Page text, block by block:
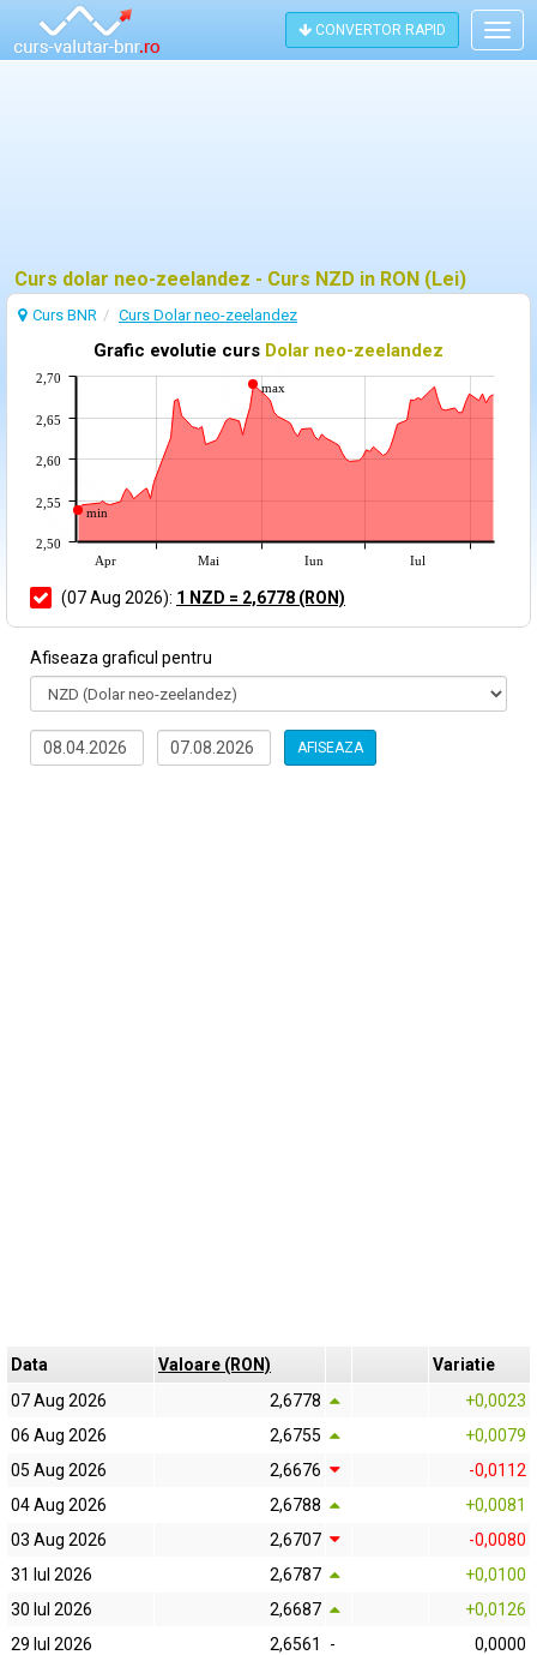
CONVERTOR RAPID
Curs dolar neo-zeelandez - Curs NZD in RON (Lei)
Curs BNR Curs Dolar neo-zeelandez
Grafic evolutie curs Dolar neo-zeelandez
min
max
Apr Mai Iun Iul
2,50
2,55
2,60
2,65
2,70
(07 Aug 2026): 1 NZD = 2,6778 (RON)
Afiseaza graficul pentru
AFISEAZA
Data Valoare (RON)
Variatie
07 Aug 2026
2,6778
+0,0023
06 Aug 2026
2,6755
+0,0079
05 Aug 2026
2,6676
-0,0112
04 Aug 2026
2,6788
+0,0081
03 Aug 2026
2,6707
-0,0080
31 Iul 2026
2,6787
+0,0100
30 Iul 2026
2,6687
+0,0126
29 Iul 2026
2,6561 -
0,0000